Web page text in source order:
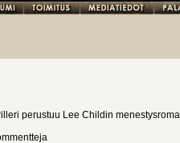
perustuu Lee Childin